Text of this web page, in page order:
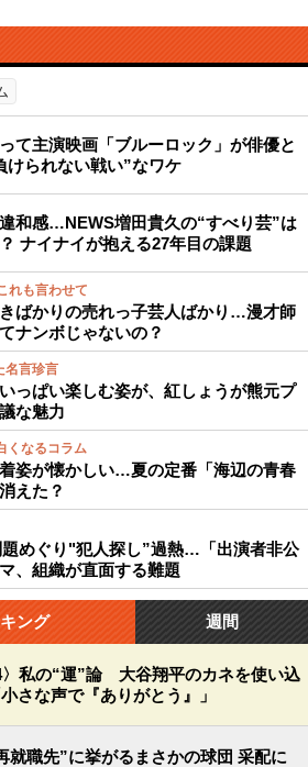
て主演映画「ブルーロック」が俳優と
けられない戦い”なワケ
違和感…NEWS増田貴久の“すべり芸”は
ナイナイが抱える27年目の課題
れも言わせて
ばかりの売れっ子芸人ばかり…漫才師
ナンボじゃないの？
名言珍言
っぱい楽しむ姿が、紅しょうが熊元プ
な魅力
くなるコラム
姿が懐かしい…夏の定番「海辺の青春
えた？
めぐり"犯人探し”過熱…「出演者非公
、組織が直面する難題
ング 週間
〉私の“運”論 大谷翔平のカネを使い込
さな声で『ありがとう』」
就職先”に挙がるまさかの球団 采配に